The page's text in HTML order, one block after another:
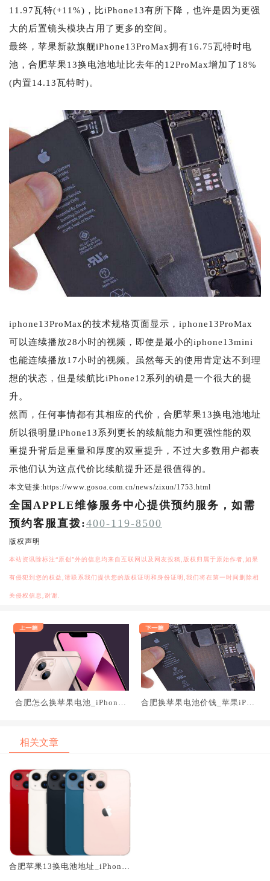
11.97瓦特(+11%)，比iPhone13有所下降，也许是因为更强
大的后置镜头模块占用了更多的空间。
最终，苹果新款旗舰iPhone13ProMax拥有16.75瓦特时电
池，合肥苹果13换电池地址比去年的12ProMax增加了18%
(内置14.13瓦特时)。
iphone13ProMax的技术规格页面显示，iphone13ProMax
可以连续播放28小时的视频，即使是最小的iphone13mini
也能连续播放17小时的视频。虽然每天的使用肯定达不到理
想的状态，但是续航比iPhone12系列的确是一个很大的提
升。
然而，任何事情都有其相应的代价，合肥苹果13换电池地址
所以很明显iPhone13系列更长的续航能力和更强性能的双
重提升背后是重量和厚度的双重提升，不过大多数用户都表
示他们认为这点代价比续航提升还是很值得的。
本文链接:https://www.gosoa.com.cn/news/zixun/1753.html
全国APPLE维修服务中心提供预约服务，如需
预约客服直拨:400-119-8500
版权声明
本站资讯除标注“原创”外的信息均来自互联网以及网友投稿,版权归属于原始作者,如果
有侵犯到您的权益,请联系我们提供您的版权证明和身份证明,我们将在第一时间删除相
关侵权信息,谢谢.
合肥怎么换苹果电池_iPhone1
合肥换苹果电池价钱_苹果iPa
相关文章
合肥苹果13换电池地址_iPhone